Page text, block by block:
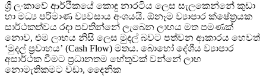
ශ්‍රී ලංකාවේ ආර්ථිකයේ කොඳු නාරටිය ලෙස සැලකෙන්නේ කුඩා
හා මධ්‍ය පරිමාණ ව්‍යවසාය අංශයයි. ඕනෑම ව්‍යාපාර ක්ෂේත්‍රයක
සාර්ථකත්වය රඳා පවතින්නේ ලැබෙන ලාභය මත පමණක්
නොව, එම ලාභය නිසි ලෙස මුදල් බවට පත්වන ආකාරය හෙවත්
‘මුදල් ප්‍රවාහය’ (Cash Flow) මතය. බොහෝ දේශීය ව්‍යාපාර
අසාර්ථක වීමට ප්‍රධානතම හේතුවක් වන්නේ ලාභ
නොමැතිකමට වඩා, දෛනික